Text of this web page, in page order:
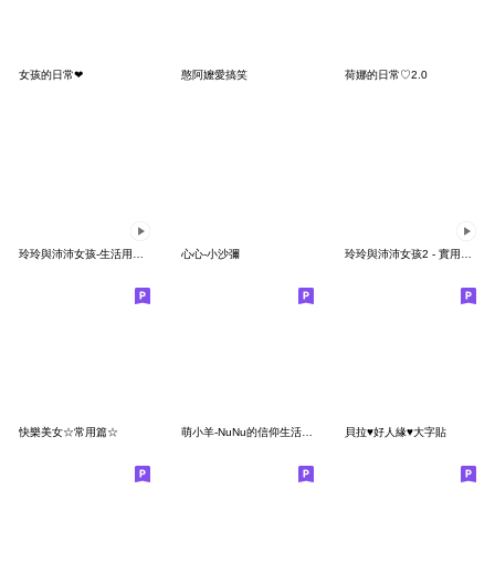
女孩的日常❤ 憨阿嬤愛搞笑 荷娜的日常♡2.0
心心-小沙彌
快樂美女☆常用篇☆ 貝拉♥好人緣♥大字貼